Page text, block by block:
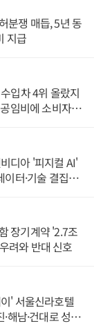
분쟁 매듭, 5년 동
지급
입차 4위 올랐지
임비에 소비자
디아 '피지컬 AI'
이터·기술 결집
장기계약 '2.7조
려와 반대 신호
' 서울신라호텔
해남·건대로 성